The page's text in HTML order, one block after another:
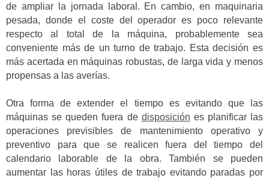
de ampliar la jornada laboral. En cambio, en maquinaria
pesada, donde el coste del operador es poco relevante
respecto al total de la máquina, probablemente sea
conveniente más de un turno de trabajo. Esta decisión es
más acertada en máquinas robustas, de larga vida y menos
propensas a las averías.
Otra forma de extender el tiempo es evitando que las
máquinas se queden fuera de disposición es planificar las
operaciones previsibles de mantenimiento operativo y
preventivo para que se realicen fuera del tiempo del
calendario laborable de la obra. También se pueden
aumentar las horas útiles de trabajo evitando paradas por